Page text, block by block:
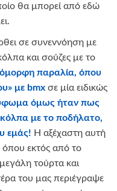
θα μπορεί από εδώ
σε συνεννόηση με
και σούζες με το
παραλία, όπου
με bmx σε μία ειδικώς
όμως ήταν πως
κόλπα με το ποδήλατο,
εμάς! Η αξέχαστη αυτή
όπου εκτός από το
τούρτα και
του μας περιέγραψε